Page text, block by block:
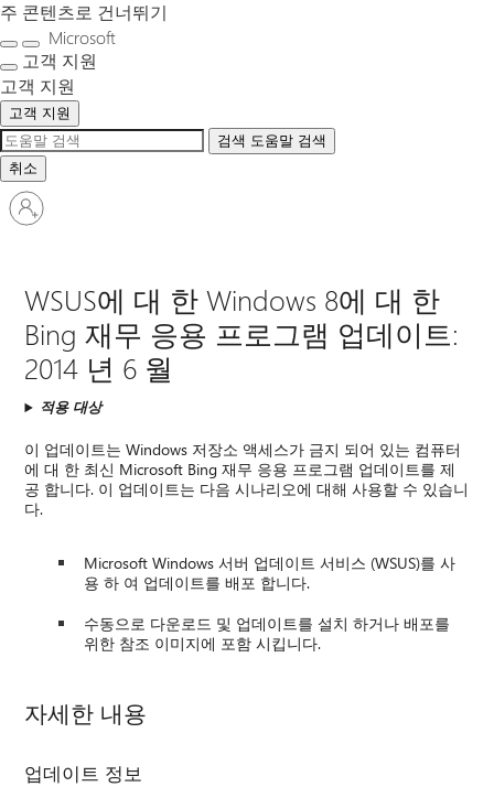
주 콘텐츠로 건너뛰기
Microsoft
고객 지원
고객 지원
고객 지원
검색 도움말 검색
취소
귀
하
WSUS에 대 한 Windows 8에 대 한
Bing 재무 응용 프로그램 업데이트:
2014 년 6 월
적용 대상
이 업데이트는 Windows 저장소 액세스가 금지 되어 있는 컴퓨터
에 대 한 최신 Microsoft Bing 재무 응용 프로그램 업데이트를 제
공 합니다. 이 업데이트는 다음 시나리오에 대해 사용할 수 있습니
다.
Microsoft Windows 서버 업데이트 서비스 (WSUS)를 사
용 하 여 업데이트를 배포 합니다.
수동으로 다운로드 및 업데이트를 설치 하거나 배포를
위한 참조 이미지에 포함 시킵니다.
자세한 내용
업데이트 정보